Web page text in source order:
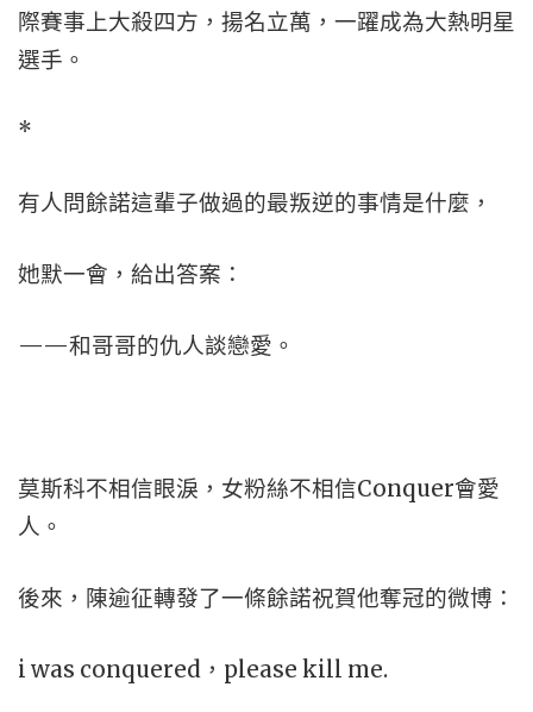
際賽事上大殺四方，揚名立萬，一躍成為大熱明星
選手。
*
有人問餘諾這輩子做過的最叛逆的事情是什麼，
她默一會，給出答案：
——和哥哥的仇人談戀愛。
莫斯科不相信眼淚，女粉絲不相信Conquer會愛
人。
後來，陳逾征轉發了一條餘諾祝賀他奪冠的微博：
i was conquered，please kill me.